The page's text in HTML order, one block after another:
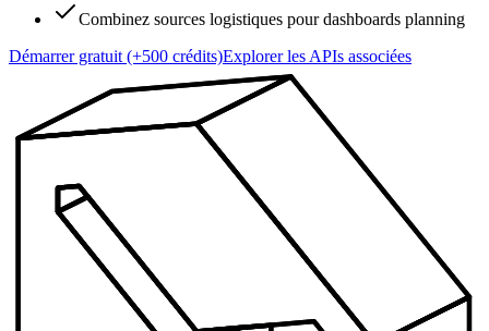
Combinez sources logistiques pour dashboards planning
Démarrer gratuit (+500 crédits)Explorer les APIs associées